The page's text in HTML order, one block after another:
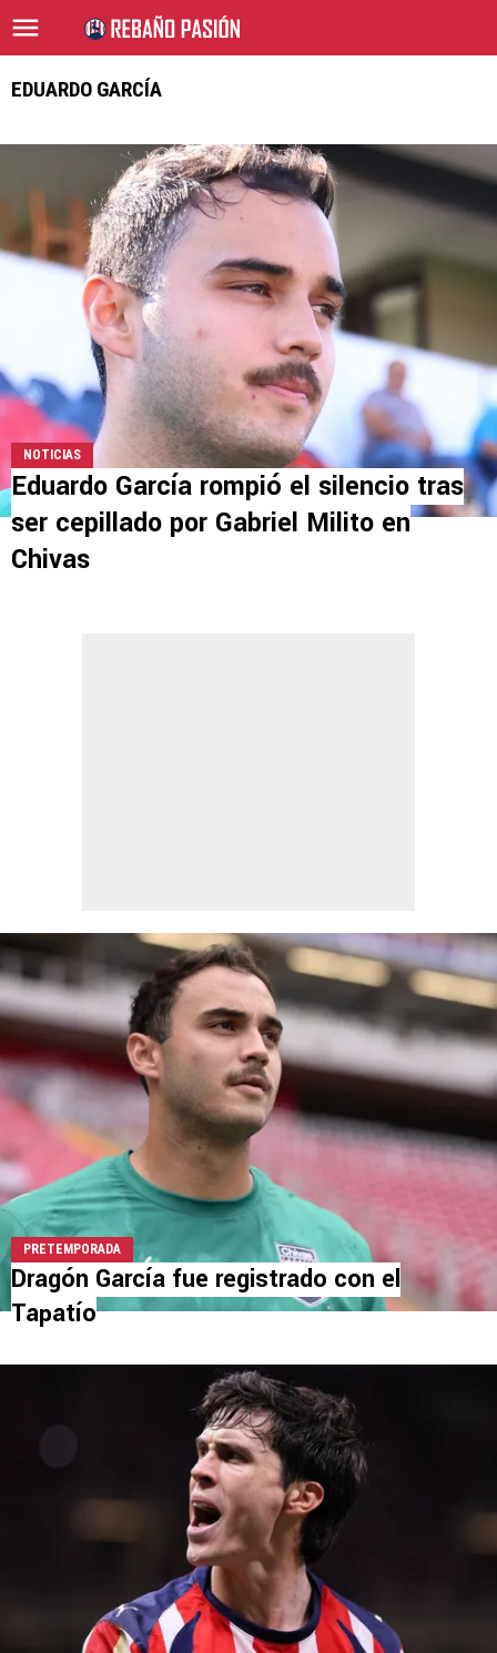
EDUARDO GARCÍA
NOTICIAS
Eduardo García rompió el silencio tras
ser cepillado por Gabriel Milito en
Chivas
PRETEMPORADA
Dragón García fue registrado con el
Tapatío